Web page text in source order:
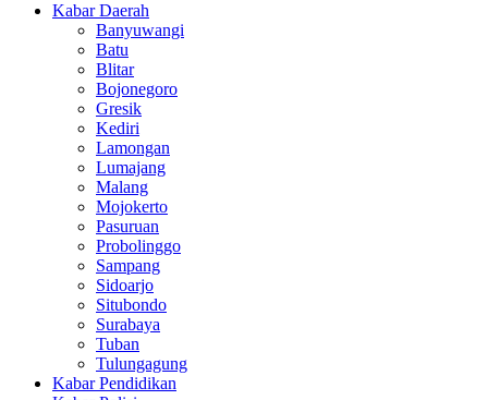
Kabar Daerah
Banyuwangi
Batu
Blitar
Bojonegoro
Gresik
Kediri
Lamongan
Lumajang
Malang
Mojokerto
Pasuruan
Probolinggo
Sampang
Sidoarjo
Situbondo
Surabaya
Tuban
Tulungagung
Kabar Pendidikan